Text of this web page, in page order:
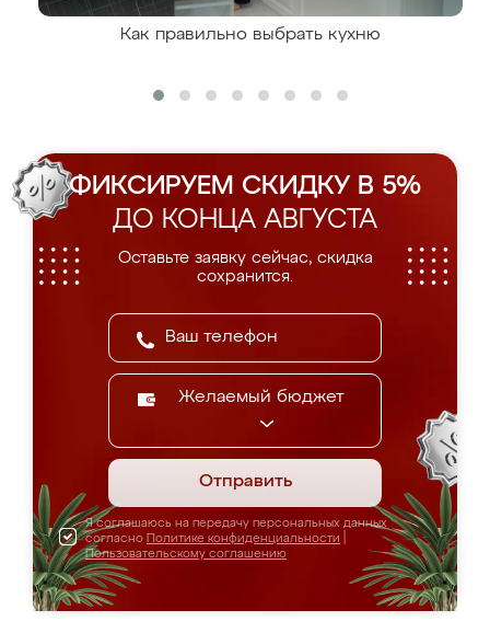
Как правильно выбрать кухню
ФИКСИРУЕМ СКИДКУ В 5%
ДО КОНЦА АВГУСТА
Оставьте заявку сейчас, скидка
сохранится.
Желаемый бюджет
Отправить
Я соглашаюсь на передачу персональных данных
согласно Политике конфиденциальности
Пользовательскому соглашению